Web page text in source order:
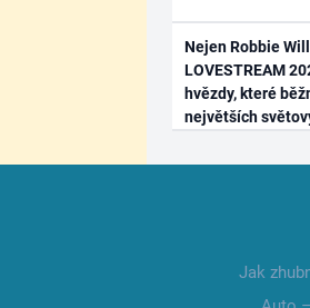
Nejen Robbie
LOVESTREAM
hvězdy, které
největších
Jak